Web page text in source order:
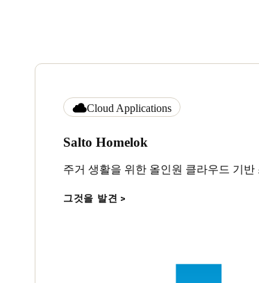
Cloud Applications
Salto Homelok
주거 생활을 위한 올인원 클라우드 기반
그것을 발견